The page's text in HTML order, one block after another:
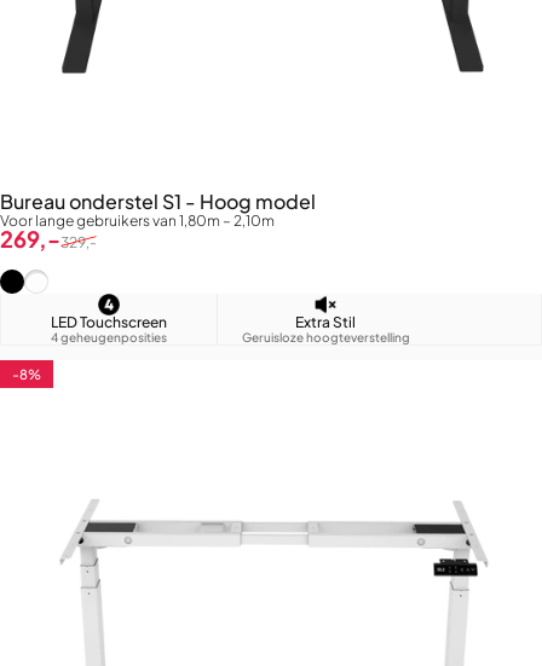
Bureau onderstel S1 - Hoog model
Voor lange gebruikers van 1,80m – 2,10m
Verkoopprijs
269,-
Normale prijs
329,-
Zwart (RAL9005)
Wit (RAL9016)
LED Touchscreen
4 geheugenposities
Extra Stil
Geruisloze hoogteverstelling
4.9
-8%